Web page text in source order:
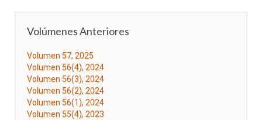
Volúmenes Anteriores
Volumen 57, 2025
Volumen 56(4), 2024
Volumen 56(3), 2024
Volumen 56(2), 2024
Volumen 56(1), 2024
Volumen 55(4), 2023